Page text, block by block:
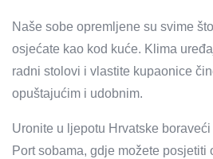
Naše sobe opremljene su svime
osjećate kao kod kuće. Klima
radni stolovi i vlastite kupaonice
opuštajućim i udobnim.
Uronite u ljepotu Hrvatske
Port sobama, gdje možete posjetiti